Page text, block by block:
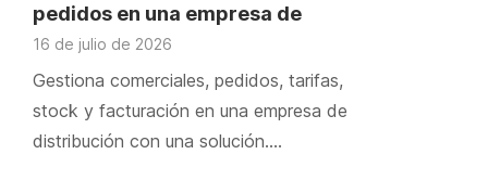
pedidos en una empresa de
distribución
16 de julio de 2026
Gestiona comerciales, pedidos, tarifas,
stock y facturación en una empresa de
distribución con una solución….